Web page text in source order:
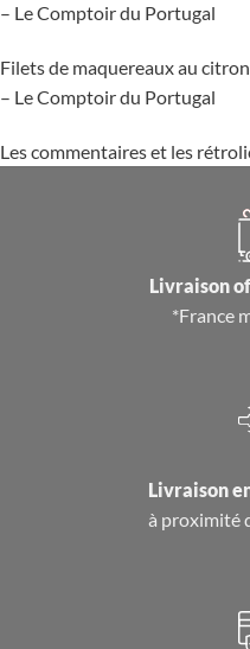
– Le Comptoir du Portugal
Filets de maquereaux au
– Le Comptoir du Portugal
Les commentaires et les
Livraison
*France
Livraison
à proximité